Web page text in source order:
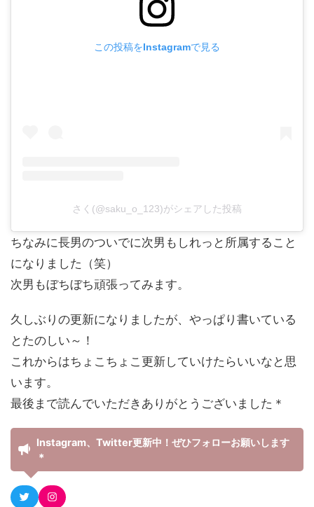
この投稿をInstagramで見る
さく(@saku_o_123)がシェアした投稿
ちなみに長男のついでに次男もしれっと所属すること
になりました（笑）
次男もぼちぼち頑張ってみます。
久しぶりの更新になりましたが、やっぱり書いている
とたのしい～！
これからはちょこちょこ更新していけたらいいなと思
います。
最後まで読んでいただきありがとうございました＊
Instagram、Twitter更新中！ぜひフォローお願いします
＊